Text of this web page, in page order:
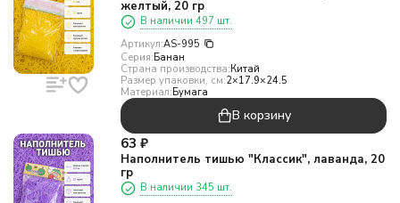
желтый, 20 гр
В наличии 497 шт.
Артикул:AS-995
Серия:Банан
Страна производства:Китай
Размер упаковки, см:2×17.9×24.5
Материал:Бумага
В корзину
63 ₽
Наполнитель тишью "Классик", лаванда, 20
гр
В наличии 345 шт.